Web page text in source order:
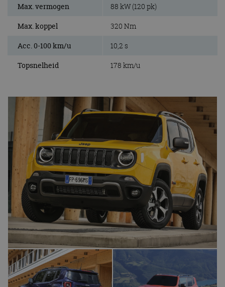
Max. vermogen 88 kW (120 pk)
Max. koppel 320 Nm
Acc. 0-100 km/u 10,2 s
Topsnelheid 178 km/u